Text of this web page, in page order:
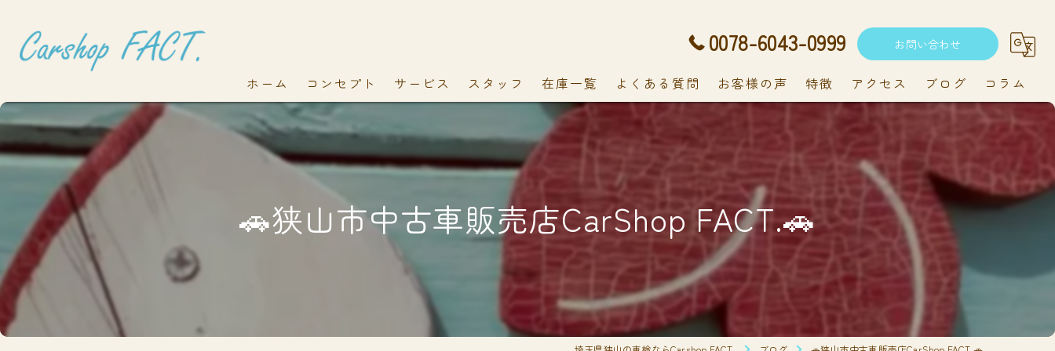
0078-6043-0999 お問い合わせ
ホーム コンセプト サービス スタッフ 在庫一覧 よくある質問 お客様の声 特徴
軽自動車
メンテナンス
アクセス ブログ コラム
🚗狭山市中古車販売店CarShop FACT.🚗